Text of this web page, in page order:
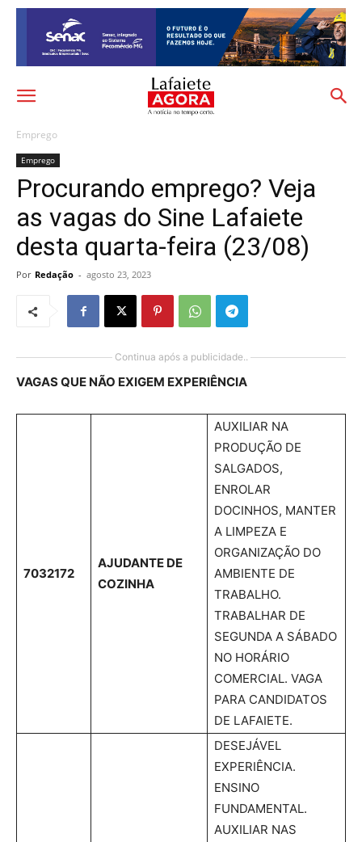
Emprego
Emprego
Procurando emprego? Veja
as vagas do Sine Lafaiete
desta quarta-feira (23/08)
Por Redação - agosto 23, 2023
Continua após a publicidade..
VAGAS QUE NÃO EXIGEM EXPERIÊNCIA
7032172
AJUDANTE DE
COZINHA
AUXILIAR NA
PRODUÇÃO DE
SALGADOS,
ENROLAR
DOCINHOS, MANTER
A LIMPEZA E
ORGANIZAÇÃO DO
AMBIENTE DE
TRABALHO.
TRABALHAR DE
SEGUNDA A SÁBADO
NO HORÁRIO
COMERCIAL. VAGA
PARA CANDIDATOS
DE LAFAIETE.
DESEJÁVEL
EXPERIÊNCIA.
ENSINO
FUNDAMENTAL.
AUXILIAR NAS